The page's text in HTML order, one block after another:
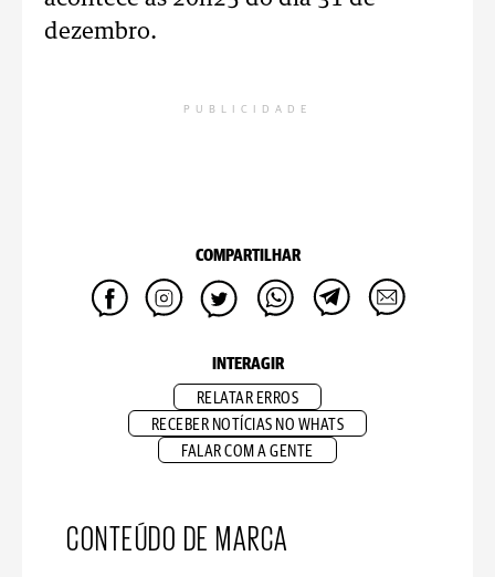
dezembro.
PUBLICIDADE
COMPARTILHAR
INTERAGIR
RELATAR ERROS
RECEBER NOTÍCIAS NO WHATS
FALAR COM A GENTE
CONTEÚDO DE MARCA